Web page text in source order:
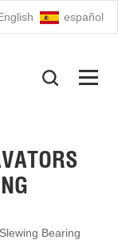
español
Bearing